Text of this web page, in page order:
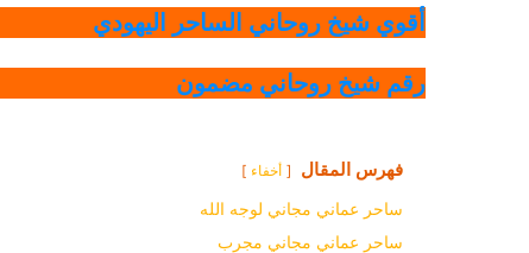
أقوي شيخ روحاني الساحر اليهودي
رقم شيخ روحاني مضمون
فهرس المقال أخفاء
ساحر عماني مجاني لوجه الله
ساحر عماني مجاني مجرب